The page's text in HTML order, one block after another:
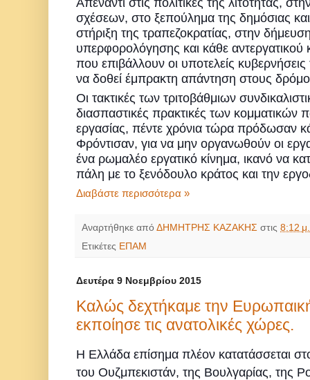
Απέναντι στις πολιτικές της λιτότητας,
σχέσεων, στο ξεπούλημα της δημόσιας και
στήριξη της τραπεζοκρατίας, στην
υπερφορολόγησης και κάθε αντεργατικού
που επιβάλλουν οι υποτελείς
να δοθεί έμπρακτη απάντηση στους
Οι τακτικές των τριτοβάθμιων
διασπαστικές πρακτικές των
εργασίας, πέντε χρόνια τώρα πρόδωσαν
Φρόντισαν, για να μην οργανωθούν οι
ένα ρωμαλέο εργατικό κίνημα, ικανό να
πάλη με το ξενόδουλο κράτος και την
Διαβάστε περισσότερα »
Αναρτήθηκε από ΔΗΜΗΤΡΗΣ ΚΑΖΑΚΗΣ στις 8:12
Ετικέτες ΕΠΑΜ
Δευτέρα 9 Νοεμβρίου 2015
Καλώς δεχτήκαμε την
εκποίησε τις ανατολικές χώρες.
Η Ελλάδα επίσημα πλέον κατατάσσεται
του Ουζμπεκιστάν, της Βουλγαρίας, της